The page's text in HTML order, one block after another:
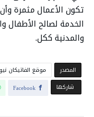
تكون الأعمال مثمرة
الخدمة لصالح الأطفال
والمدنية ككل.
‫المصدر‬
موقع الفاتيكان
‫‫ شاركها‬
Facebook